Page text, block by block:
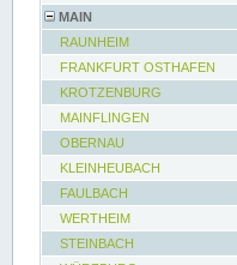
MAIN
RAUNHEIM
FRANKFURT OSTHAFEN
KROTZENBURG
MAINFLINGEN
OBERNAU
KLEINHEUBACH
FAULBACH
WERTHEIM
STEINBACH